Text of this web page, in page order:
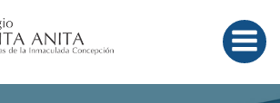
al
contenido